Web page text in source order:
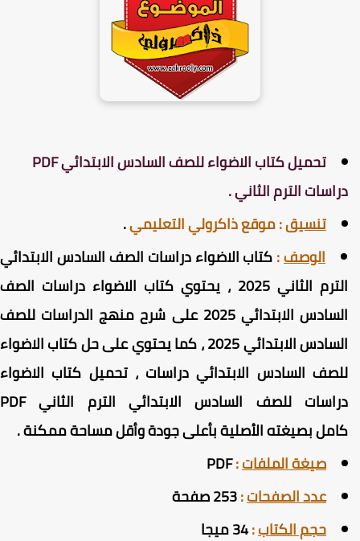
تحميل كتاب الاضواء للصف السادس الابتدائي PDF
الترم الثاني .
تنسيق:موقع ذاكرولي التعليمي.
الوصف:كتاب الاضواء دراسات الصف السادس الابتدائي
الترم الثاني 2025 ، يحتوي كتاب الاضواء دراسات الصف
السادس الابتدائي 2025 على شرح منهج الدراسات للصف
السادس الابتدائي 2025 ، كما يحتوي على حل كتاب الاضواء
السادس الابتدائي دراسات ، تحميل كتاب الاضواء
دراسات للصف السادس الابتدائي الترم الثاني PDF
بصيغته الأصلية بأعلى جودة وأقل مساحة ممكنة.
صيغة الملفات:
PDF
عدد الصفحات:253 صفحة
حجم الكتاب:34 ميجا